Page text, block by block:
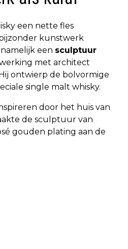
een nette fles
kunstwerk
een sculptuur
met architect
ontwierp de bolvormige
single malt whisky.
door het huis van
de sculptuur van
gouden plating aan de